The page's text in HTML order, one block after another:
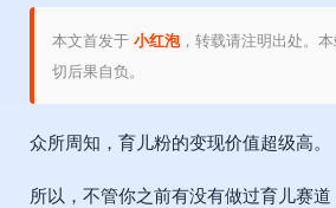
本文首发于 小红泡，转载请注明出处。
切后果自负。
众所周知，育儿粉的变现价值超级高。
所以，不管你之前有没有做过育儿赛道